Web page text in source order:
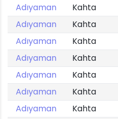
Adıyaman
Kahta
Adıyaman
Kahta
Adıyaman
Kahta
Adıyaman
Kahta
Adıyaman
Kahta
Adıyaman
Kahta
Adıyaman
Kahta